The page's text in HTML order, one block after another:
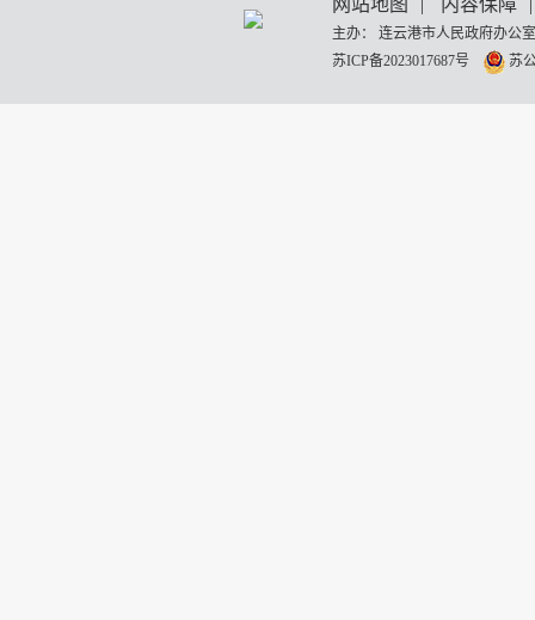
网站地图 内容保障
主办： 连云港市人民政府办
苏ICP备2023017687号
苏